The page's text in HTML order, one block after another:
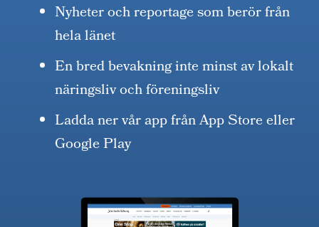
Nyheter och reportage som berör från
hela länet
En bred bevakning inte minst av lokalt
näringsliv och föreningsliv
Ladda ner vår app från App Store eller
Google Play